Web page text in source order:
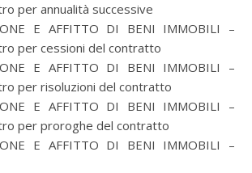
per annualità successive
E AFFITTO DI BENI IMMOBILI –
per cessioni del contratto
E AFFITTO DI BENI IMMOBILI –
per risoluzioni del contratto
E AFFITTO DI BENI IMMOBILI –
per proroghe del contratto
E AFFITTO DI BENI IMMOBILI –